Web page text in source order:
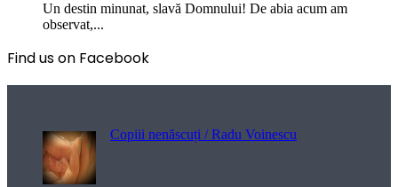
Un destin minunat, slavă Domnului! De abia acum am
observat,...
Find us on Facebook
Copiii nenăscuți / Radu Voinescu